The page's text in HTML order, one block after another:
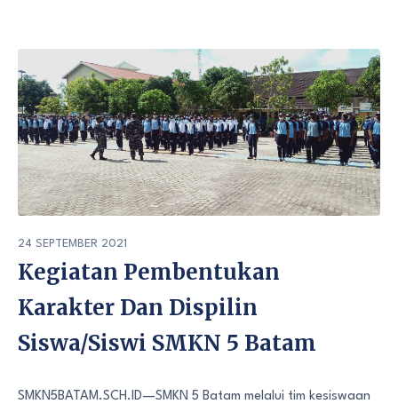
24 SEPTEMBER 2021
Kegiatan Pembentukan
Karakter Dan Dispilin
Siswa/Siswi SMKN 5 Batam
SMKN5BATAM.SCH.ID—SMKN 5 Batam melalui tim kesiswaan